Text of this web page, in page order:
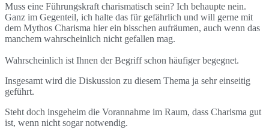
Muss eine Führungskraft charismatisch sein? Ich behaupte nein.
Ganz im Gegenteil, ich halte das für gefährlich und will gerne mit
dem Mythos Charisma hier ein bisschen aufräumen, auch wenn das
manchem wahrscheinlich nicht gefallen mag.
Wahrscheinlich ist Ihnen der Begriff schon häufiger begegnet.
Insgesamt wird die Diskussion zu diesem Thema ja sehr einseitig
geführt.
Steht doch insgeheim die Vorannahme im Raum, dass Charisma gut
ist, wenn nicht sogar notwendig.